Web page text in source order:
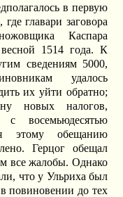
в первую
главари заговора
Каспара
1514 года. К
сведениям 5000,
удалось
их уйти обратно;
новых налогов,
восемьюдесятью
этому обещанию
Герцог обещал
все жалобы. Однако
что у Ульриха был
повиновении до тех